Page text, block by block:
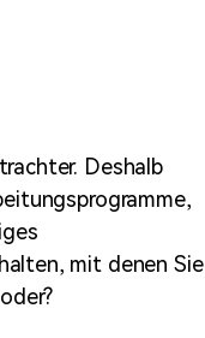
Deshalb
mit denen Sie